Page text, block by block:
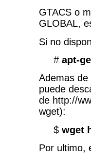
GTACS o
GLOBAL,
Si no
# apt-
Ademas
puede
de http://
wget):
$ wget
Por ultimo,